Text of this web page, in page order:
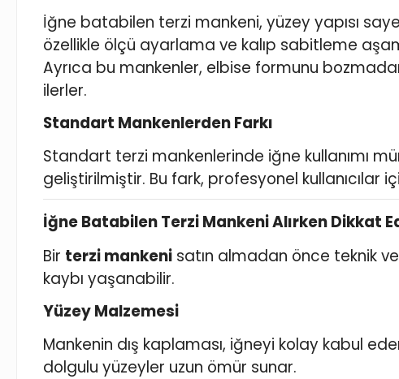
İğne batabilen terzi mankeni, yüzey yapısı
özellikle ölçü ayarlama ve kalıp sabitleme
Ayrıca bu mankenler, elbise formunu
ilerler.
Standart Mankenlerden Farkı
Standart terzi mankenlerinde iğne kullanımı
geliştirilmiştir. Bu fark, profesyonel kullanıcılar
İğne Batabilen Terzi Mankeni Alırken Dikkat
Bir terzi mankeni satın almadan önce teknik
kaybı yaşanabilir.
Yüzey Malzemesi
Mankenin dış kaplaması, iğneyi kolay kabul
dolgulu yüzeyler uzun ömür sunar.